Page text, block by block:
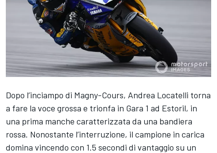
Dopo l’inciampo di Magny-Cours, Andrea Locatelli torna
a fare la voce grossa e trionfa in Gara 1 ad Estoril, in
una prima manche caratterizzata da una bandiera
rossa. Nonostante l’interruzione, il campione in carica
domina vincendo con 1.5 secondi di vantaggio su un